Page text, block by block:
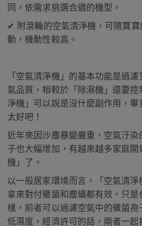
同，依需求挑選合適的機型。
✔ 附滾輪的空氣清淨機，可隨寶寶
動，機動性較高。
「空氣清淨機」的基本功能是過
氣品質，相較於「除濕機」還要控
淨機」可以說是沒什麼副作用，畢
太好吧！
近年來因沙塵暴變嚴重，空氣汙
子也大幅增加，有越來越多家庭
機」了。
以一般居家環境而言，「空氣清淨
拿來對付黴菌和塵蟎都有效，只是
樣，前者可以過濾空氣中的黴菌孢
低濕度，經濟許可的話，兩者一起